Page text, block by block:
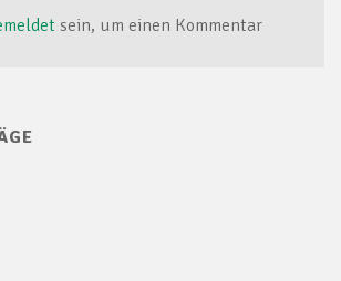
sein, um einen Kommentar